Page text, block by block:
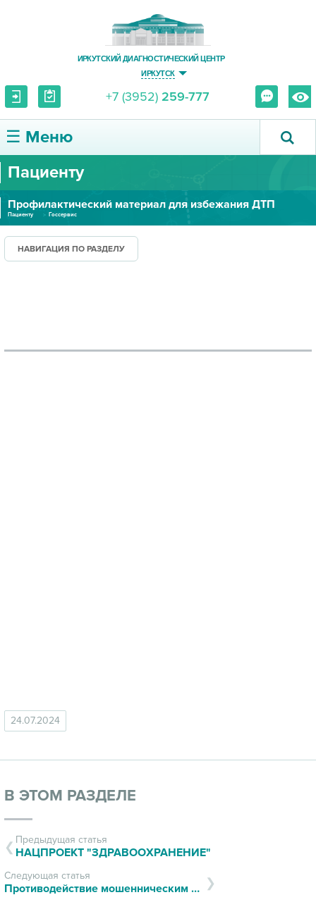
ИРКУТСКИЙ ДИАГНОСТИЧЕСКИЙ ЦЕНТР
ИРКУТСК
+7 (3952) 259-777
☰ Меню
О ЦЕНТРЕ
УСЛУГИ И ЦЕНЫ
ПАЦИЕНТУ
Пациенту
Профилактический материал для избежания ДТП
Пациенту Госсервис
НАВИГАЦИЯ ПО РАЗДЕЛУ
24.07.2024
В ЭТОМ РАЗДЕЛЕ
Предыдущая статья
НАЦПРОЕКТ "ЗДРАВООХРАНЕНИЕ"
Следующая статья
Противодействие мошенническим практикам